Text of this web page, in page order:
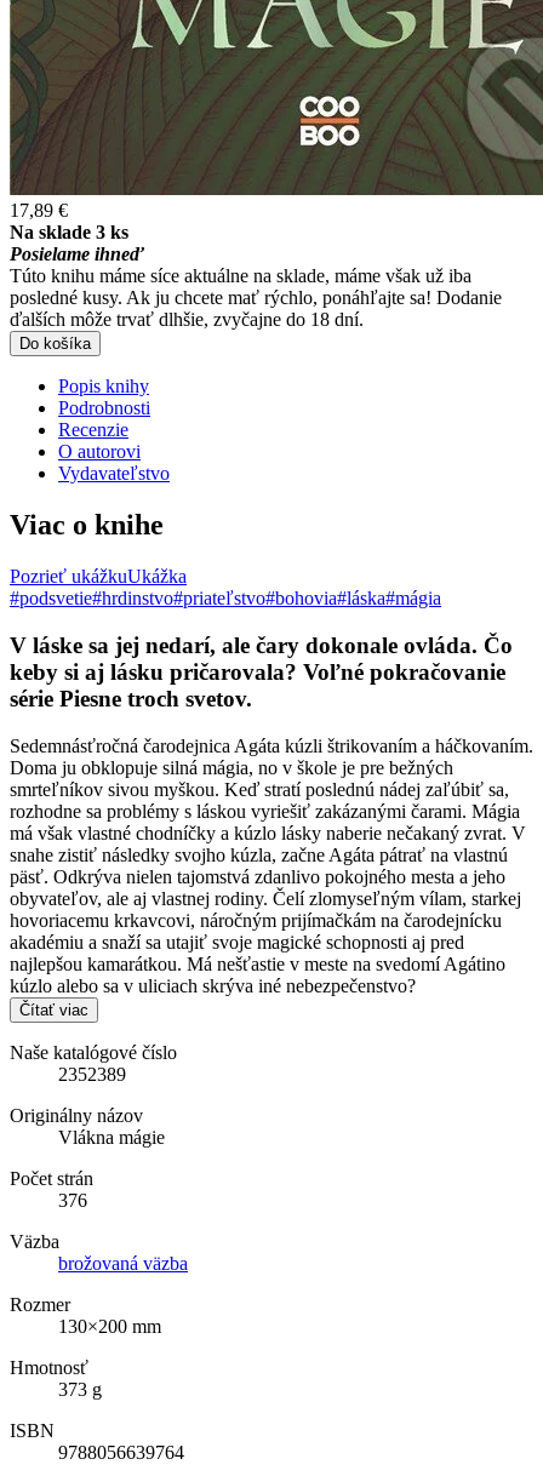
17,89 €
Na sklade 3 ks
Posielame ihneď
Túto knihu máme síce aktuálne na sklade, máme však už iba
posledné kusy. Ak ju chcete mať rýchlo, ponáhľajte sa! Dodanie
ďalších môže trvať dlhšie, zvyčajne do 18 dní.
Do košíka
Popis knihy
Podrobnosti
Recenzie
O autorovi
Vydavateľstvo
Viac o knihe
Pozrieť ukážkuUkážka
#podsvetie#hrdinstvo#priateľstvo#bohovia#láska#mágia
V láske sa jej nedarí, ale čary dokonale ovláda. Čo
keby si aj lásku pričarovala? Voľné pokračovanie
série Piesne troch svetov.
Sedemnásťročná čarodejnica Agáta kúzli štrikovaním a háčkovaním.
Doma ju obklopuje silná mágia, no v škole je pre bežných
smrteľníkov sivou myškou. Keď stratí poslednú nádej zaľúbiť sa,
rozhodne sa problémy s láskou vyriešiť zakázanými čarami. Mágia
má však vlastné chodníčky a kúzlo lásky naberie nečakaný zvrat. V
snahe zistiť následky svojho kúzla, začne Agáta pátrať na vlastnú
päsť. Odkrýva nielen tajomstvá zdanlivo pokojného mesta a jeho
obyvateľov, ale aj vlastnej rodiny. Čelí zlomyseľným vílam, starkej
hovoriacemu krkavcovi, náročným prijímačkám na čarodejnícku
akadémiu a snaží sa utajiť svoje magické schopnosti aj pred
najlepšou kamarátkou. Má nešťastie v meste na svedomí Agátino
kúzlo alebo sa v uliciach skrýva iné nebezpečenstvo?
Čítať viac
Naše katalógové číslo
2352389
Originálny názov
Vlákna mágie
Počet strán
376
Väzba
brožovaná väzba
Rozmer
130×200 mm
Hmotnosť
373 g
ISBN
9788056639764